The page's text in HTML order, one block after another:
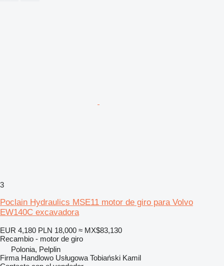
3
Poclain Hydraulics MSE11 motor de giro para Volvo
EW140C excavadora
EUR 4,180 PLN 18,000 ≈ MX$83,130
Recambio - motor de giro
Polonia, Pelplin
Firma Handlowo Usługowa Tobiański Kamil